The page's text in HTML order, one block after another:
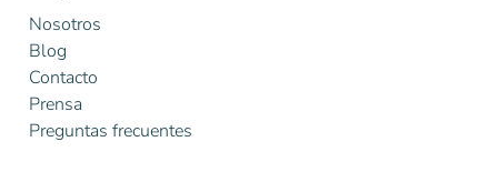
Nosotros
Blog
Contacto
Prensa
Preguntas frecuentes